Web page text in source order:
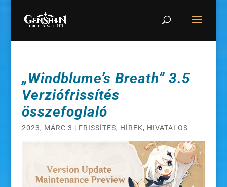
„Windblume’s Breath” 3.5
Verziófrissítés
összefoglaló
2023, MÁRC 3 | FRISSÍTÉS, HÍREK, HIVATALOS